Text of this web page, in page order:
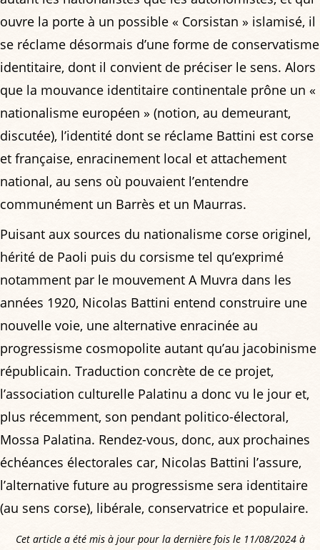
ouvre la porte à un possible « Corsistan » islamisé, il
se réclame désormais d’une forme de conservatisme
identitaire, dont il convient de préciser le sens. Alors
que la mouvance identitaire continentale prône un «
nationalisme européen » (notion, au demeurant,
discutée), l’identité dont se réclame Battini est corse
et française, enracinement local et attachement
national, au sens où pouvaient l’entendre
communément un Barrès et un Maurras.
Puisant aux sources du nationalisme corse originel,
hérité de Paoli puis du corsisme tel qu’exprimé
notamment par le mouvement A Muvra dans les
années 1920, Nicolas Battini entend construire une
nouvelle voie, une alternative enracinée au
progressisme cosmopolite autant qu’au jacobinisme
républicain. Traduction concrète de ce projet,
l’association culturelle Palatinu a donc vu le jour et,
plus récemment, son pendant politico-électoral,
Mossa Palatina. Rendez-vous, donc, aux prochaines
échéances électorales car, Nicolas Battini l’assure,
l’alternative future au progressisme sera identitaire
(au sens corse), libérale, conservatrice et populaire.
Cet article a été mis à jour pour la dernière fois le 11/08/2024 à